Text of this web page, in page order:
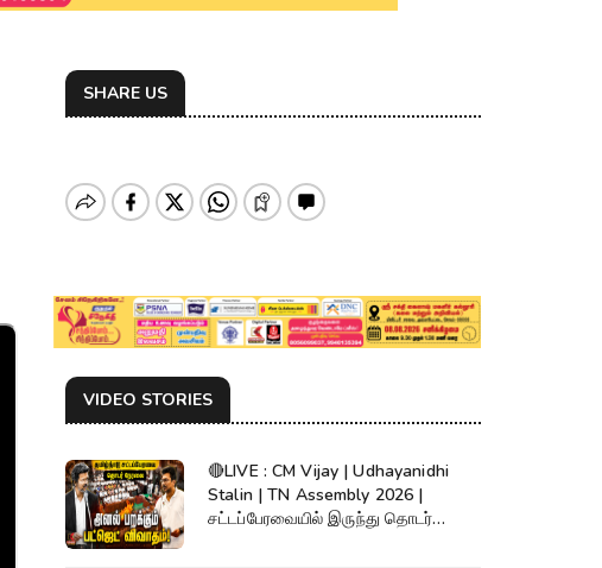
SHARE US
VIDEO STORIES
🔴LIVE : CM Vijay | Udhayanidhi
Stalin | TN Assembly 2026 |
சட்டப்பேரவையில் இருந்து தொடர்